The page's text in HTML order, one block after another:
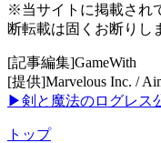
※当サイトに掲載され
断転載は固くお断りし
[記事編集]GameWith
[提供]Marvelous Inc. /
▶剣と魔法のログレス
トップ